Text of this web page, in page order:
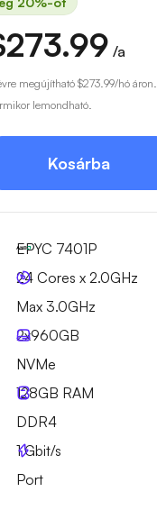
/a
megújítható $273.99/hó áron.
lemondható.
Kosárba
EPYC 7401P
24 Cores x 2.0GHz
Max 3.0GHz
2x960GB
NVMe
128GB RAM
DDR4
1Gbit/s
Port